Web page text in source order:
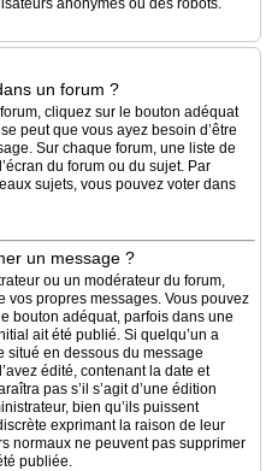
anonymes ou des robots.
un forum ?
cliquez sur le bouton adéquat
peut que vous ayez besoin d’être
Sur chaque forum, une liste de
du forum ou du sujet. Par
sujets, vous pouvez voter dans
un message ?
ou un modérateur du forum,
vos propres messages. Vous pouvez
bouton adéquat, parfois dans une
ait été publié. Si quelqu’un a
situé en dessous du message
édité, contenant la date et
pas s’il s’agit d’une édition
bien qu’ils puissent
exprimant la raison de leur
normaux ne peuvent pas supprimer
publiée.